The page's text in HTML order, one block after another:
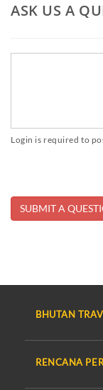
ASK US A
Login is required to
BHUTAN
RENCANA